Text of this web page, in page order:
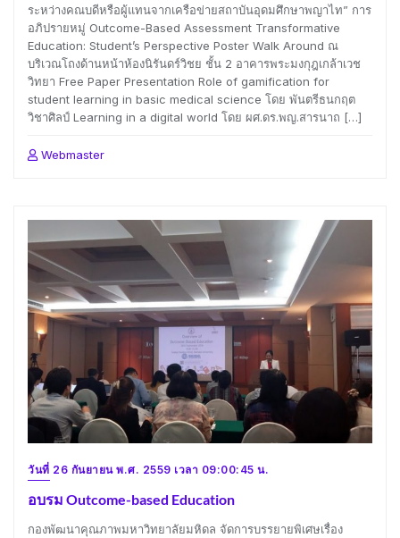
ระหว่างคณบดีหรือผู้แทนจากเครือข่ายสถาบันอุดมศึกษาพญาไท” การ
อภิปรายหมู่ Outcome-Based Assessment Transformative
Education: Student’s Perspective Poster Walk Around ณ
บริเวณโถงด้านหน้าห้องนิรันดร์วิชย ชั้น 2 อาคารพระมงกุฎเกล้าเวช
วิทยา Free Paper Presentation Role of gamification for
student learning in basic medical science โดย พันตรีธนกฤต
วิชาศิลป์ Learning in a digital world โดย ผศ.ดร.พญ.สารนาถ […]
Webmaster
วันที่ 26 กันยายน พ.ศ. 2559 เวลา 09:00:45 น.
อบรม Outcome-based Education
กองพัฒนาคุณภาพมหาวิทยาลัยมหิดล จัดการบรรยายพิเศษเรื่อง